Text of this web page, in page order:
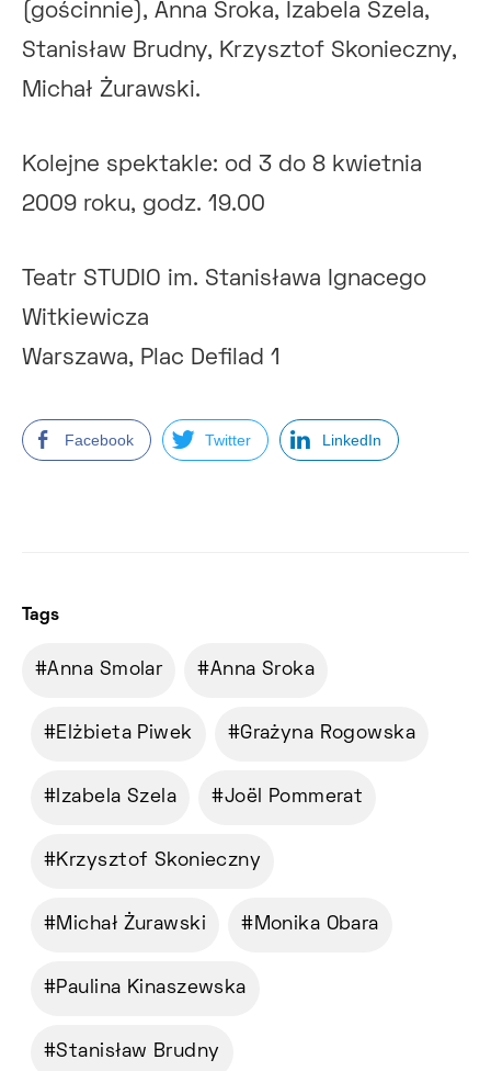
(gościnnie), Anna Sroka, Izabela Szela,
Stanisław Brudny, Krzysztof Skonieczny,
Michał Żurawski.
Kolejne spektakle: od 3 do 8 kwietnia
2009 roku, godz. 19.00
Teatr STUDIO im. Stanisława Ignacego
Witkiewicza
Warszawa, Plac Defilad 1
Facebook Twitter LinkedIn
Tags
Anna Smolar Anna Sroka
Elżbieta Piwek Grażyna Rogowska
Izabela Szela Joël Pommerat
Krzysztof Skonieczny
Michał Żurawski Monika Obara
Paulina Kinaszewska
Stanisław Brudny